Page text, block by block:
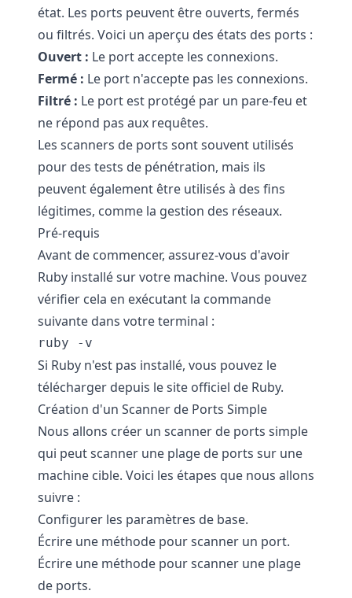
état. Les ports peuvent être ouverts, fermés
ou filtrés. Voici un aperçu des états des ports :
Ouvert : Le port accepte les connexions.
Fermé : Le port n'accepte pas les connexions.
Filtré : Le port est protégé par un pare-feu et
ne répond pas aux requêtes.
Les scanners de ports sont souvent utilisés
pour des tests de pénétration, mais ils
peuvent également être utilisés à des fins
légitimes, comme la gestion des réseaux.
Pré-requis
Avant de commencer, assurez-vous d'avoir
Ruby installé sur votre machine. Vous pouvez
vérifier cela en exécutant la commande
suivante dans votre terminal :
ruby -v
Si Ruby n'est pas installé, vous pouvez le
télécharger depuis le site officiel de Ruby.
Création d'un Scanner de Ports Simple
Nous allons créer un scanner de ports simple
qui peut scanner une plage de ports sur une
machine cible. Voici les étapes que nous allons
suivre :
Configurer les paramètres de base.
Écrire une méthode pour scanner un port.
Écrire une méthode pour scanner une plage
de ports.